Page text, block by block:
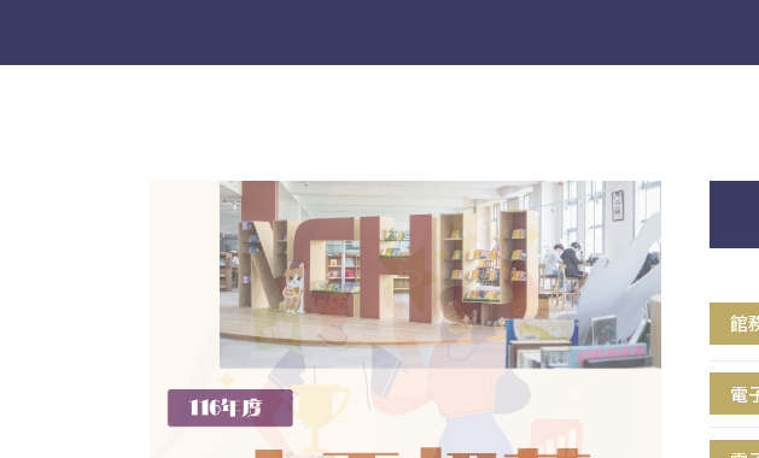
館
電